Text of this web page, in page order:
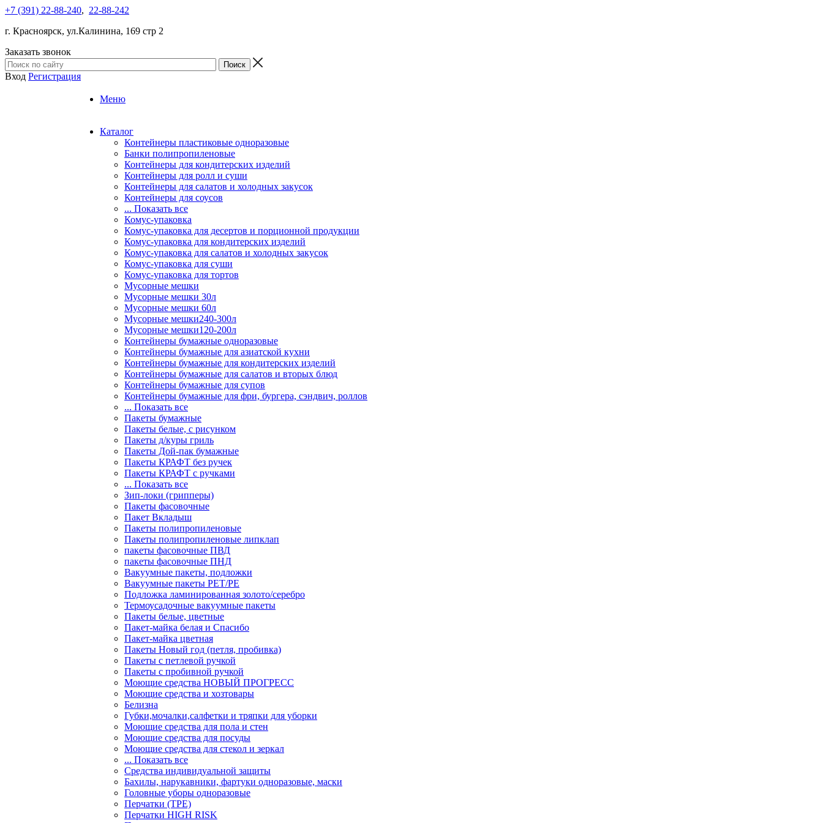
+7 (391) 22-88-240, 22-88-242
г. Красноярск, ул.Калинина, 169 стр 2
Заказать звонок
Вход Регистрация
Меню
Каталог
Контейнеры пластиковые одноразовые
Банки полипропиленовые
Контейнеры для кондитерских изделий
Контейнеры для ролл и суши
Контейнеры для салатов и холодных закусок
Контейнеры для соусов
... Показать все
Комус-упаковка
Комус-упаковка для десертов и порционной продукции
Комус-упаковка для кондитерских изделий
Комус-упаковка для салатов и холодных закусок
Комус-упаковка для суши
Комус-упаковка для тортов
Мусорные мешки
Мусорные мешки 30л
Мусорные мешки 60л
Мусорные мешки240-300л
Мусорные мешки120-200л
Контейнеры бумажные одноразовые
Контейнеры бумажные для азиатской кухни
Контейнеры бумажные для кондитерских изделий
Контейнеры бумажные для салатов и вторых блюд
Контейнеры бумажные для супов
Контейнеры бумажные для фри, бургера, сэндвич, роллов
... Показать все
Пакеты бумажные
Пакеты белые, с рисунком
Пакеты д/куры гриль
Пакеты Дой-пак бумажные
Пакеты КРАФТ без ручек
Пакеты КРАФТ с ручками
... Показать все
Зип-локи (грипперы)
Пакеты фасовочные
Пакет Вкладыш
Пакеты полипропиленовые
Пакеты полипропиленовые липклап
пакеты фасовочные ПВД
пакеты фасовочные ПНД
Вакуумные пакеты, подложки
Вакуумные пакеты РЕТ/РЕ
Подложка ламинированная золото/серебро
Термоусадочные вакуумные пакеты
Пакеты белые, цветные
Пакет-майка белая и Спасибо
Пакет-майка цветная
Пакеты Новый год (петля, пробивка)
Пакеты с петлевой ручкой
Пакеты с пробивной ручкой
Моющие средства НОВЫЙ ПРОГРЕСС
Моющие средства и хозтовары
Белизна
Губки,мочалки,салфетки и тряпки для уборки
Моющие средства для пола и стен
Моющие средства для посуды
Моющие средства для стекол и зеркал
... Показать все
Средства индивидуальной защиты
Бахилы, нарукавники, фартуки одноразовые, маски
Головные уборы одноразовые
Перчатки (ТРЕ)
Перчатки HIGH RISK